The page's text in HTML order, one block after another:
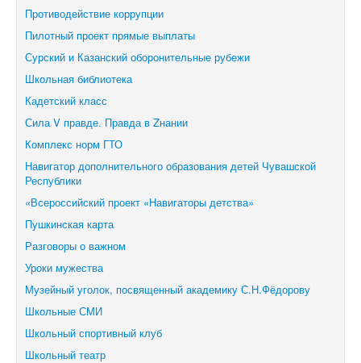
Противодействие коррупции
Пилотный проект прямые выплаты
Сурский и Казанский оборонительные рубежи
Школьная библиотека
Кадетский класс
Сила V правде. Правда в Zнании
Комплекс норм ГТО
Навигатор дополнительного образования детей Чувашской
Республики
«Всероссийский проект «Навигаторы детства»
Пушкинская карта
Разговоры о важном
Уроки мужества
Музейный уголок, посвященный академику С.Н.Фёдорову
Школьные СМИ
Школьный спортивный клуб
Школьный театр